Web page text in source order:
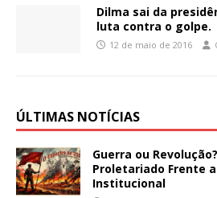
Dilma sai da
luta contra o golpe.
12 de maio de 2016
ÚLTIMAS NOTÍCIAS
Guerra ou
Proletariado Frente
Institucional